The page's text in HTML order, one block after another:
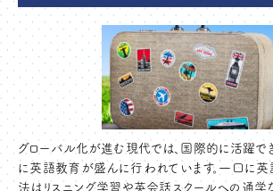
グローバル化が進む現代では、国際的に活躍で
に英語教育が盛んに行われています。一口に英
法はリスニング学習や英会話スクールへの通学な